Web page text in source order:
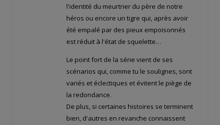
l'identité du meurtrier du père de notre
héros ou encore un tigre qui, après avoir
été empalé par des pieux empoisonnés
est réduit à l'état de squelette…
Le point fort de la série vient de ses
scénarios qui, comme tu le soulignes, sont
variés et éclectiques et évitent le piège de
la redondance.
De plus, si certaines histoires se terminent
bien, d'autres en revanche connaissent